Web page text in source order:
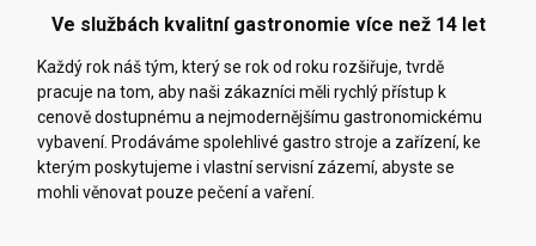
Ve službách kvalitní gastronomie více než 14 let
Každý rok náš tým, který se rok od roku rozšiřuje, tvrdě
pracuje na tom, aby naši zákazníci měli rychlý přístup k
cenově dostupnému a nejmodernějšímu gastronomickému
vybavení. Prodáváme spolehlivé gastro stroje a zařízení, ke
kterým poskytujeme i vlastní servisní zázemí, abyste se
mohli věnovat pouze pečení a vaření.